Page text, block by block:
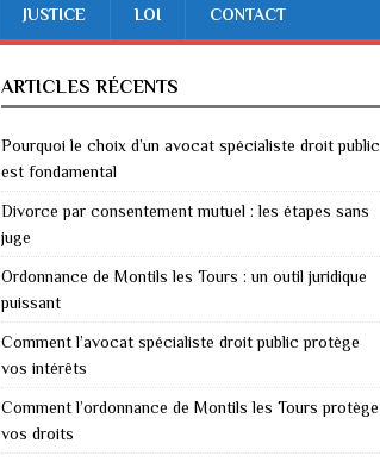
JUSTICE LOI CONTACT
ARTICLES RÉCENTS
Pourquoi le choix d’un avocat spécialiste droit public
est fondamental
Divorce par consentement mutuel : les étapes sans
juge
Ordonnance de Montils les Tours : un outil juridique
puissant
Comment l’avocat spécialiste droit public protège
vos intérêts
Comment l’ordonnance de Montils les Tours protège
vos droits